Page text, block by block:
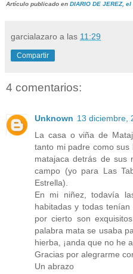
Artículo publicado en DIARIO DE JEREZ,
garcialazaro a las 11:29
Compartir
4 comentarios:
Unknown 13 diciembre,
La casa o viña de
tanto mi padre como sus
matajaca detrás de sus
campo (yo para Las
Estrella).
En mi niñez, todavía
habitadas y todas
por cierto son
palabra mata se usaba
hierba, ¡anda que no he
Gracias por alegrarme
Un abrazo